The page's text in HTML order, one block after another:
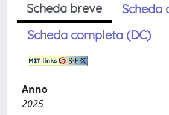
Scheda breve
Scheda
Scheda completa (DC)
Anno
2025